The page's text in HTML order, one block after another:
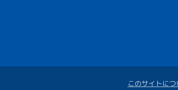
このサイトにつ